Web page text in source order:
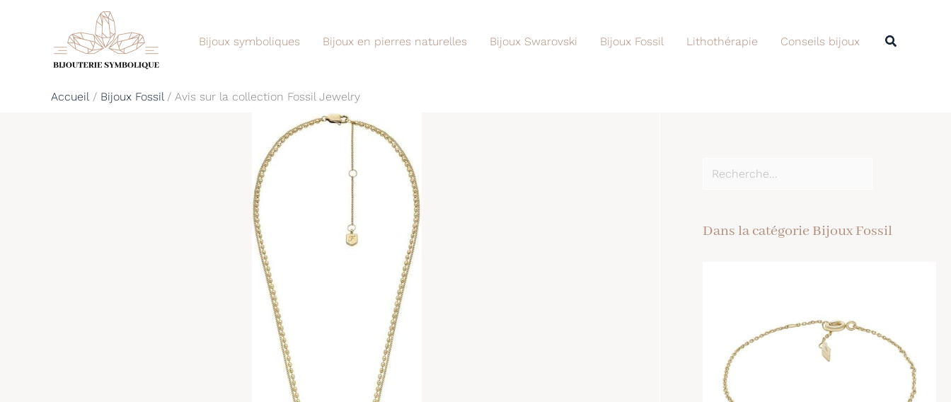
Bijoux symboliques Bijoux en pierres naturelles Bijoux Swarovski Bijoux Fossil Lithothérapie Conseils bijoux
Accueil Bijoux Fossil Avis sur la collection Fossil Jewelry
Dans la catégorie Bijoux Fossil